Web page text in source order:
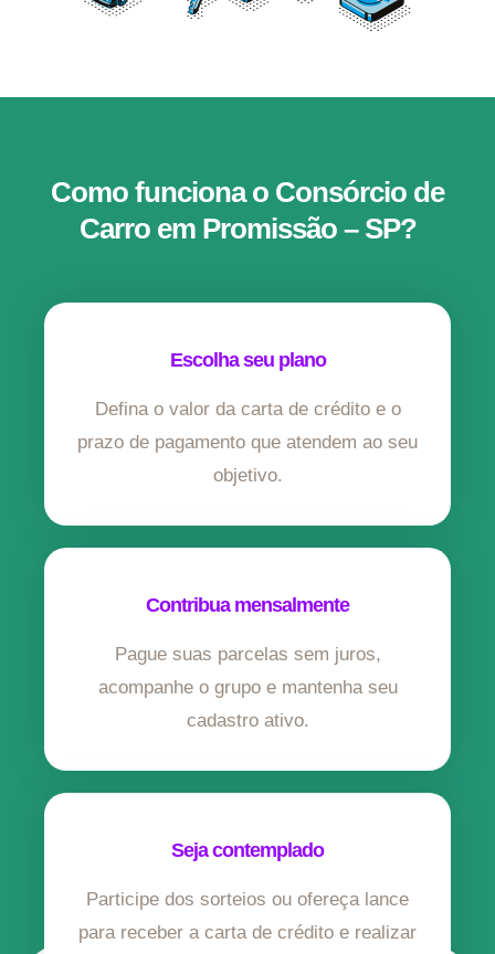
Como funciona o Consórcio de
Carro em Promissão – SP?
Escolha seu plano
Defina o valor da carta de crédito e o
prazo de pagamento que atendem ao seu
objetivo.
Contribua mensalmente
Pague suas parcelas sem juros,
acompanhe o grupo e mantenha seu
cadastro ativo.
Seja contemplado
Participe dos sorteios ou ofereça lance
para receber a carta de crédito e realizar